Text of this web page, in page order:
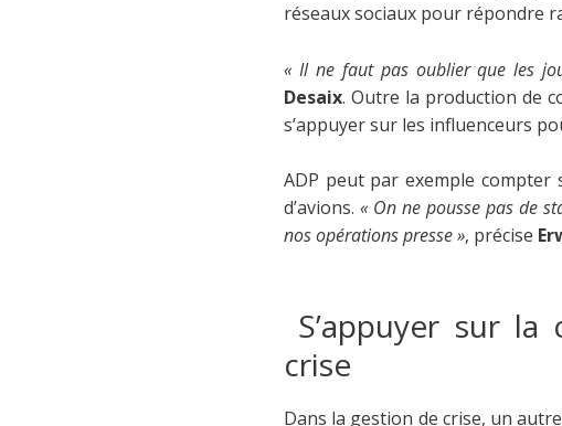
réseaux sociaux pour répondre
« Il ne faut pas oublier que les
Desaix. Outre la production de
s’appuyer sur les influenceurs
ADP peut par exemple compter
d’avions. « On ne pousse pas de
nos opérations presse », précise
S’appuyer sur
crise
Dans la gestion de crise, un